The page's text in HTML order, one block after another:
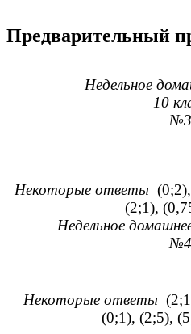
Предварительный
Недельное
10
№3
Некоторые ответы(0;2),
(2;1),
Недельное
№4
Некоторые ответы
(0;1), (2;5),